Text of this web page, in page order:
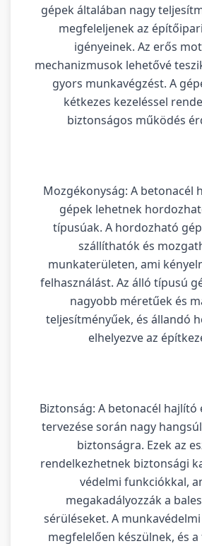
gépek általában nagy
megfeleljenek az
igényeinek. Az erős
mechanizmusok lehetővé
gyors munkavégzést. A
kétkezes kezeléssel
biztonságos működés
Mozgékonyság: A betonacél
gépek lehetnek
típusúak. A hordozható
szállíthatók és
munkaterületen, ami
felhasználást. Az álló típusú
nagyobb méretűek és
teljesítményűek, és állandó
elhelyezve az
Biztonság: A betonacél hajlító
tervezése során nagy
biztonságra. Ezek az
rendelkezhetnek biztonsági
védelmi funkciókkal,
megakadályozzák a
sérüléseket. A
megfelelően készülnek, és